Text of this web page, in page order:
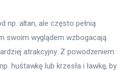
np. altan, ale często pełnią
swoim wyglądem wzbogacają
atrakcyjny. Z powodzeniem
huśtawkę lub krzesła i ławkę, by